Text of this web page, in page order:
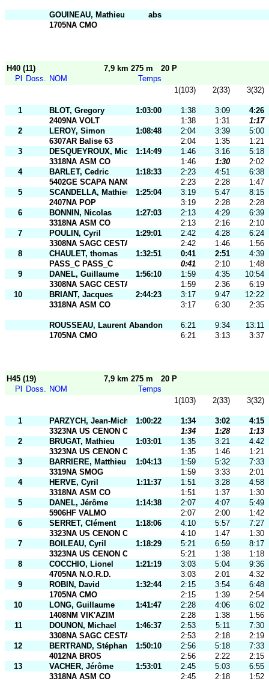
GOUINEAU, Mathieu
abs
1705NA CMO
H40 (11) 7,9 km 275 m
20 P
Pl
Doss. NOM
Temps
1(103)
2(33) 3(32)
1 BLOT, Gregory 1:03:00 1:38 3:09
4:26
2409NA VOLT
1:38 1:31
1:17
2
LEROY, Simon 1:08:48 2:04 3:39
5:00
6307AR Balise 63
2:04 1:35
1:21
3
DESQUEYROUX, Michael1:14:49 1:46 3:16
5:18
3318NA ASM CO
1:46 1:30
2:02
4
BARLET, Cedric 1:18:33 2:23 4:51
6:38
5402GE SCAPA NANCY
2:23 2:28
1:47
5
SCANDELLA, Mathieu 1:25:04 3:19 5:47
8:15
2407NA POP
3:19 2:28
2:28
6
BONNIN, Nicolas 1:27:03 2:13 4:29
6:39
3318NA ASM CO
2:13 2:16
2:10
7
POULIN, Cyril 1:29:01 2:42 4:28
6:24
3308NA SAGC CESTAS
2:42 1:46
1:56
8
CHAULET, thomas 1:32:51 0:41 2:51
4:39
PASS_C PASS_C
0:41 2:10
1:48
9
DANEL, Guillaume 1:56:10 1:59 4:35
10:54
3308NA SAGC CESTAS
1:59 2:36
6:19
10
BRIANT, Jacques 2:44:23 3:17 9:47
12:22
3318NA ASM CO
3:17 6:30 2:35
ROUSSEAU, Laurent Abandon 6:21 9:34
13:11
1705NA CMO
6:21 3:13 3:37
H45 (19) 7,9 km 275 m
20 P
Pl
Doss. NOM
Temps
1(103)
2(33) 3(32)
1 PARZYCH, Jean-Michel 1:00:22 1:34 3:02
4:15
3323NA US CENON CO
1:34 1:28
1:13
2
BRUGAT, Mathieu 1:03:01 1:35 3:21
4:42
3323NA US CENON CO
1:35 1:46
1:21
3
BARRIERE, Matthieu 1:04:13 1:59 5:32
7:33
3319NA SMOG
1:59 3:33
2:01
4
HERVE, Cyril 1:11:37 1:51 3:28
4:58
3318NA ASM CO
1:51 1:37
1:30
5
DANEL, Jérôme 1:14:38 2:07 4:07
5:49
5906HF VALMO
2:07 2:00
1:42
6
SERRET, Clément 1:18:06 4:10 5:57
7:27
3323NA US CENON CO
4:10 1:47
1:30
7
BOILEAU, Cyril 1:18:29 5:21 6:59
8:17
3323NA US CENON CO
5:21 1:38
1:18
8
COCCHIO, Lionel 1:21:19 3:03 5:04
9:36
4705NA N.O.R.D.
3:03 2:01
4:32
9
ROBIN, David 1:32:44 2:15 3:54
6:48
1705NA CMO
2:15 1:39
2:54
10
LONG, Guillaume 1:41:47 2:28 4:06
6:02
1408NM VIK'AZIM
2:28 1:38
1:56
11
DOUNON, Michael 1:46:37 2:53 5:11
7:30
3308NA SAGC CESTAS
2:53 2:18
2:19
12
BERTRAND, Stéphane 1:50:10 2:56 5:18
7:33
4012NA BROS
2:56 2:22
2:15
13
VACHER, Jérôme 1:53:01 2:45 5:03
6:55
3318NA ASM CO
2:45 2:18 1:52